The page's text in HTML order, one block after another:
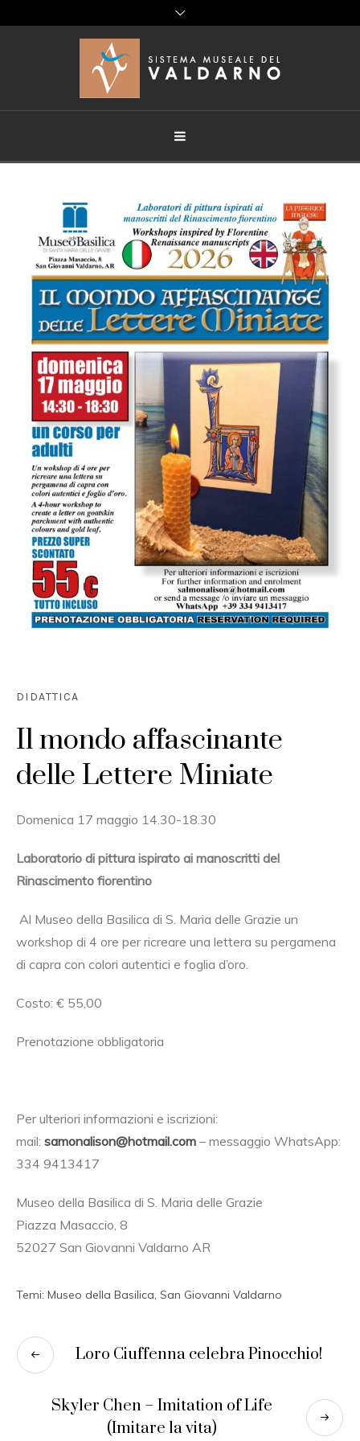
DIDATTICA
Il mondo affascinante
delle Lettere Miniate
Domenica 17 maggio 14.30-18.30
Laboratorio di pittura ispirato ai manoscritti del
Rinascimento fiorentino
Al Museo della Basilica di S. Maria delle Grazie un
workshop di 4 ore per ricreare una lettera su pergamena
di capra con colori autentici e foglia d’oro.
Costo: € 55,00
Prenotazione obbligatoria
Per ulteriori informazioni e iscrizioni:
mail: samonalison@hotmail.com – messaggio WhatsApp:
334 9413417
Museo della Basilica di S. Maria delle Grazie
Piazza Masaccio, 8
52027 San Giovanni Valdarno AR
Temi: Museo della Basilica San Giovanni Valdarno
Loro Ciuffenna celebra Pinocchio!
Skyler Chen – Imitation of Life
(Imitare la vita)